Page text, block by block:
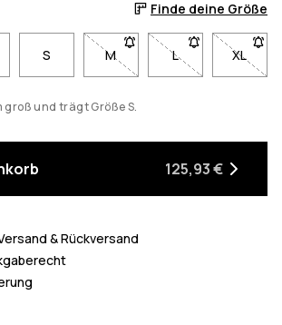
Finde deine Größe
S M- Größe M nicht verfügbar.
L- Größe L nicht
XL
-
groß und trägt Größe S.
125,93 €
& Rückversand